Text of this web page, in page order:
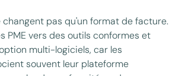
changent pas qu'un format de facture.
PME vers des outils conformes et
multi-logiciels, car les
souvent leur plateforme